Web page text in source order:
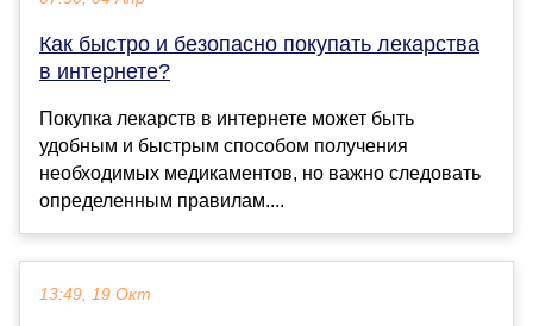
Как быстро и безопасно покупать лекарства
в интернете?
Покупка лекарств в интернете может быть
удобным и быстрым способом получения
необходимых медикаментов, но важно следовать
определенным правилам....
13:49, 19 Окт